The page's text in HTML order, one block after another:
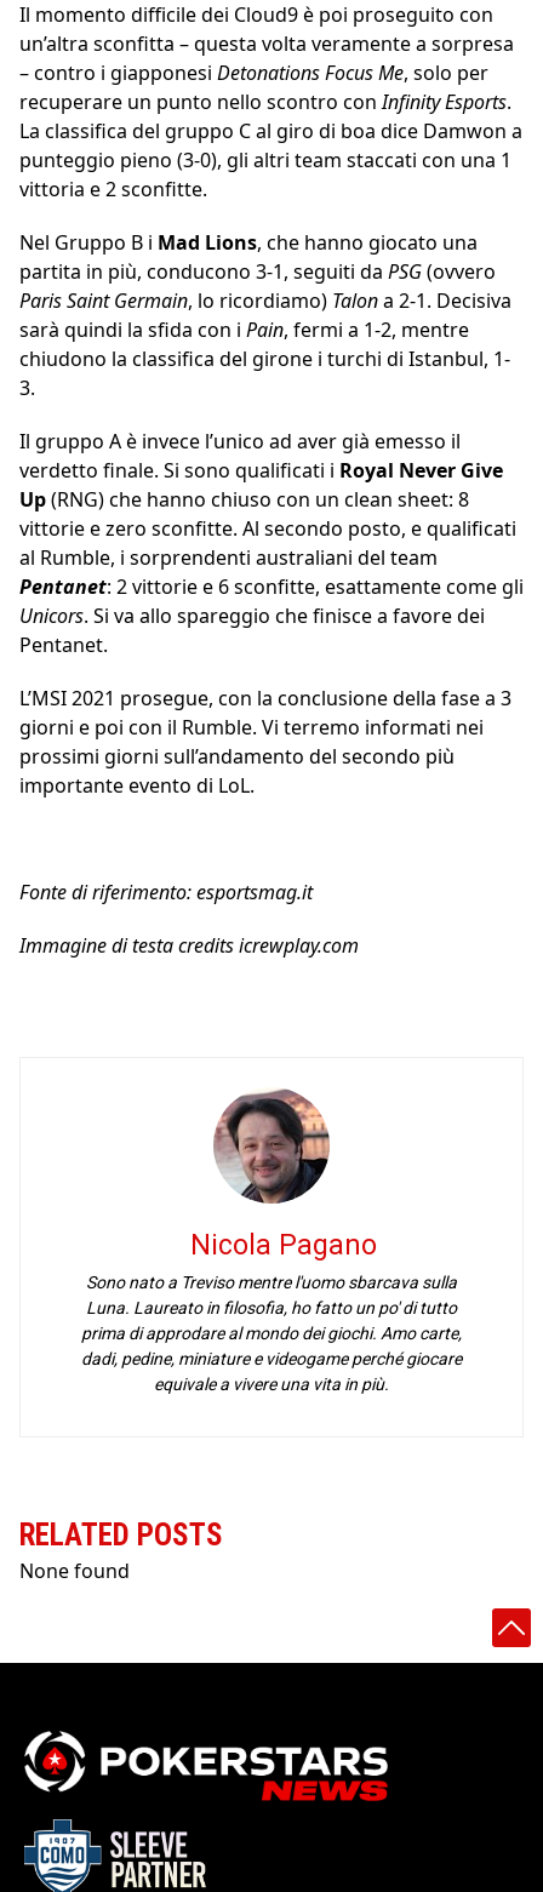
Il momento difficile dei Cloud9 è poi proseguito con
un’altra sconfitta – questa volta veramente a sorpresa
– contro i giapponesi Detonations Focus Me, solo per
recuperare un punto nello scontro conInfinity Esports.
La classifica del gruppo C al giro di boa dice Damwon a
punteggio pieno (3-0), gli altri team staccati con una 1
vittoria e 2 sconfitte.
Nel Gruppo B i Mad Lions, che hanno giocato una
partita in più, conducono 3-1, seguiti da PSG(ovvero
Paris Saint Germain, lo ricordiamo) Talona 2-1. Decisiva
sarà quindi la sfida con i Pain, fermi a 1-2, mentre
chiudono la classifica del girone i turchi di Istanbul, 1-
3.
Il gruppo A è invece l’unico ad aver già emesso il
verdetto finale. Si sono qualificati i Royal Never Give
Up(RNG) che hanno chiuso con un clean sheet: 8
vittorie e zero sconfitte. Al secondo posto, e qualificati
al Rumble, i sorprendenti australiani del team
Pentanet: 2 vittorie e 6 sconfitte, esattamente come gli
Unicors. Si va allo spareggio che finisce a favore dei
Pentanet.
L’MSI 2021 prosegue, con la conclusione della fase a 3
giorni e poi con il Rumble. Vi terremo informati nei
prossimi giorni sull’andamento del secondo più
importante evento di LoL.
Fonte di riferimento: esportsmag.it
Immagine di testa credits icrewplay.com
Nicola Pagano
Sono nato a Treviso mentre l'uomo sbarcava sulla
Luna. Laureato in filosofia, ho fatto un po' di tutto
prima di approdare al mondo dei giochi. Amo carte,
dadi, pedine, miniature e videogame perché giocare
equivale a vivere una vita in più.
RELATED POSTS
None found